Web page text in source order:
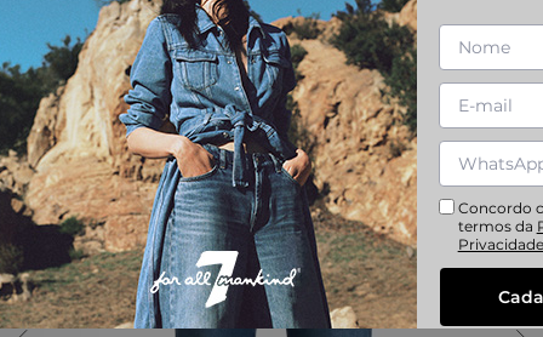
Concordo
termos da
Privacidade